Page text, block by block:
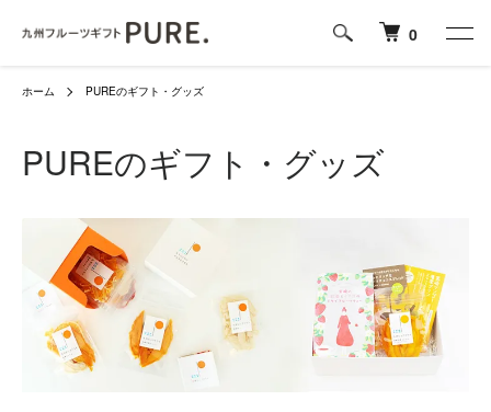
0
ホーム PUREのギフト・グッズ
PUREのギフト・グッズ